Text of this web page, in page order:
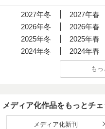
監督:ユキヒロマツシタ
シリーズ構成・脚本:高山カツヒコ /
色彩設定:長谷川一美 / 美術監督:中村
光宗信吉 / 音響監督:榎本崇宏 / 音響制
【音楽】
OP:nobuko「青い幸福」 / ED:nobuko
2027年冬 2027年春
2026年冬
2026年春
2025年冬
2025年春
2024年冬
2024年春
2023年春
2022年春
2020年冬
2019年冬
2019年春
2018年冬
2018年春
も
メディア化作品をもっとチェ
メディア化新刊